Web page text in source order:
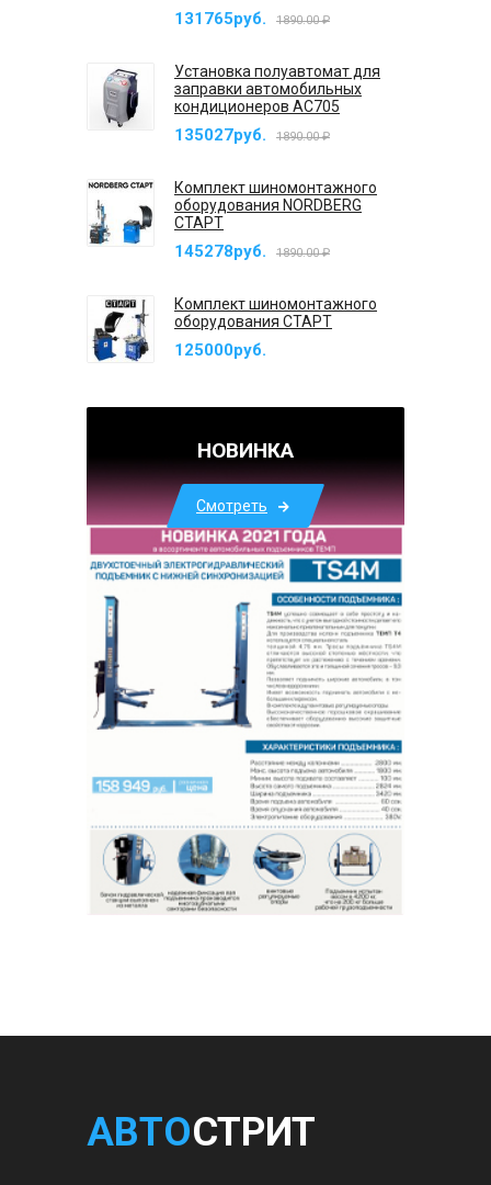
131765руб. 1890.00 ₽
Установка полуавтомат для
заправки автомобильных
кондиционеров AC705
135027руб. 1890.00 ₽
Комплект шиномонтажного
оборудования NORDBERG
СТАРТ
145278руб. 1890.00 ₽
Комплект шиномонтажного
оборудования СТАРТ
125000руб.
НОВИНКА
Смотреть
АВТОСТРИТ